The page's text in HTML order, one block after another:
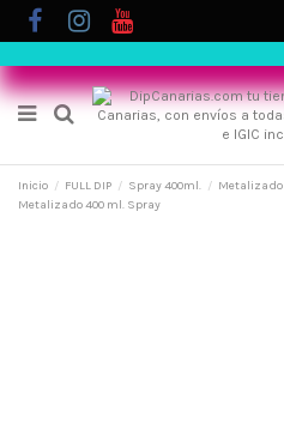
Inicio FULL DIP Spray 400ml. Metalizado
Metalizado 400 ml. Spray